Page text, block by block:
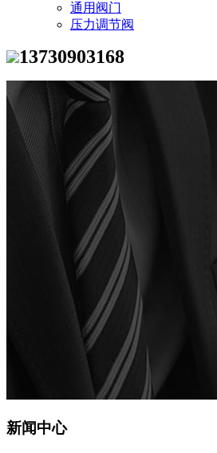
通用阀门
压力调节阀
13730903168
新闻中心